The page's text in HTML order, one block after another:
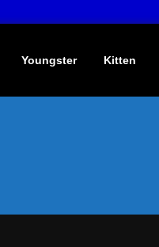
Youngster Kitten